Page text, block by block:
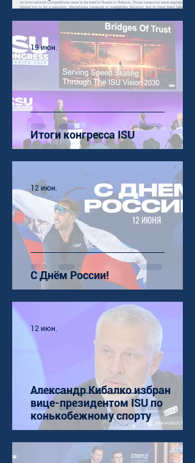
Итоги конгресса ISU
19 июн.
С Днём России!
12 июн.
Александр Кибалко избран
вице-президентом ISU по
конькобежному спорту
12 июн.